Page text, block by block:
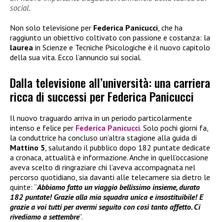
social.
Non solo televisione per Federica Panicucci, che ha
raggiunto un obiettivo coltivato con passione e costanza: la
laurea in Scienze e Tecniche Psicologiche è il nuovo capitolo
della sua vita. Ecco l’annuncio sui social.
Dalla televisione all’università: una carriera
ricca di successi per Federica Panicucci
Il nuovo traguardo arriva in un periodo particolarmente
intenso e felice per Federica Panicucci. Solo pochi giorni fa,
la conduttrice ha concluso un’altra stagione alla guida di
Mattino 5 , salutando il pubblico dopo 182 puntate dedicate
a cronaca, attualità e informazione. Anche in quell’occasione
aveva scelto di ringraziare chi l’aveva accompagnata nel
percorso quotidiano, sia davanti alle telecamere sia dietro le
quinte: “Abbiamo fatto un viaggio bellissimo insieme, durato
182 puntate! Grazie alla mia squadra unica e insostituibile! E
grazie a voi tutti per avermi seguito con così tanto affetto. Ci
rivediamo a settembre”.